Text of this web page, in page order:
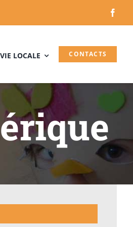
LOCALE CONTACTS